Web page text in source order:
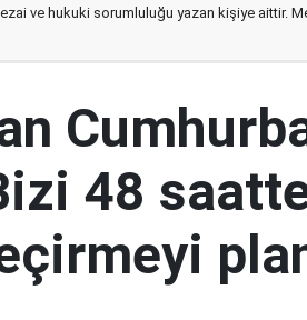
ve hukuki sorumluluğu yazan kişiye aittir.
48